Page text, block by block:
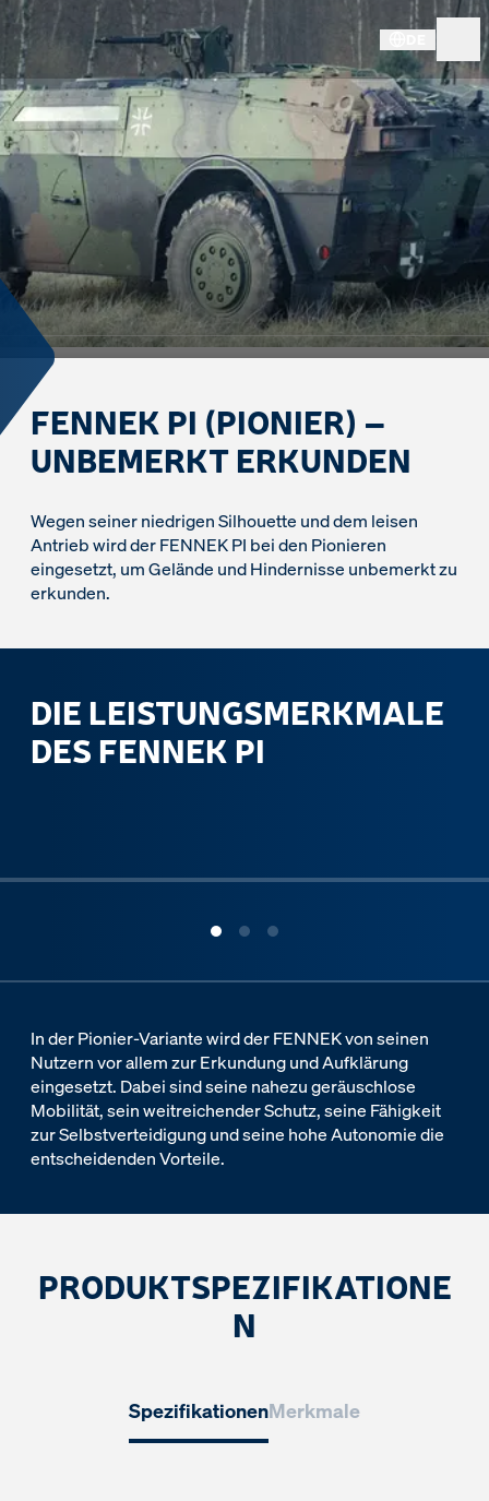
FENNEK PI (PIONIER) –
UNBEMERKT ERKUNDEN
Wegen seiner niedrigen Silhouette und dem leisen
Antrieb wird der FENNEK PI bei den Pionieren
eingesetzt, um Gelände und Hindernisse unbemerkt zu
erkunden.
DIE LEISTUNGSMERKMALE
DES FENNEK PI
In der Pionier-Variante wird der FENNEK von seinen
Nutzern vor allem zur Erkundung und Aufklärung
eingesetzt. Dabei sind seine nahezu geräuschlose
Mobilität, sein weitreichender Schutz, seine Fähigkeit
zur Selbstverteidigung und seine hohe Autonomie die
entscheidenden Vorteile.
PRODUKTSPEZIFIKATIONE
N
SpezifikationenMerkmale